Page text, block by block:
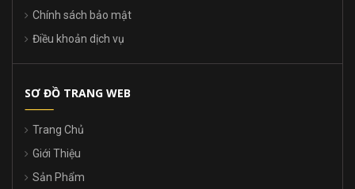
Chính sách bảo mật
Điều khoản dịch vụ
SƠ ĐỒ TRANG WEB
Trang Chủ
Giới Thiệu
Sản Phẩm